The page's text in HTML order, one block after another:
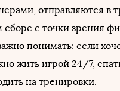
отправляются в
с точки зрения
понимать: если
жить игрой 24/7,
на тренировки.